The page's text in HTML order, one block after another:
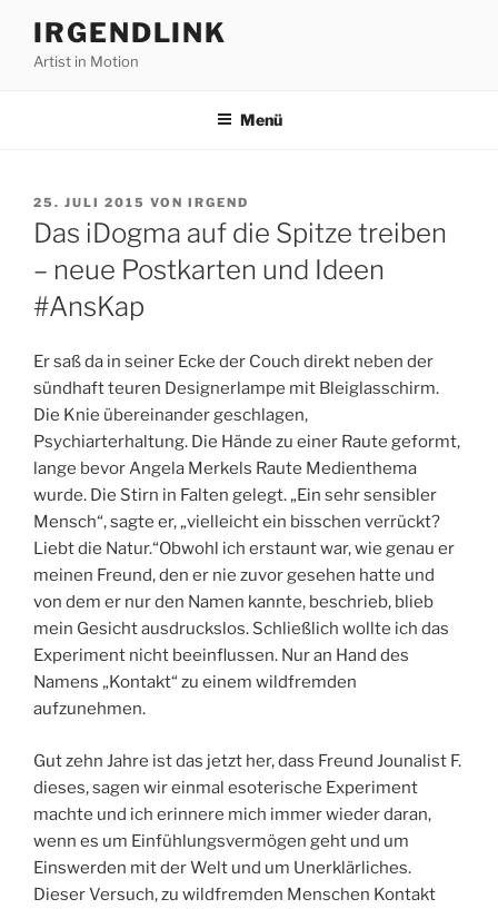
Inhalt
springen
IRGENDLINK
Artist in Motion
Menü
VERÖFFENTLICHT
AM
25. JULI 2015 VON IRGEND
Das iDogma auf die Spitze treiben
– neue Postkarten und Ideen
#AnsKap
Er saß da in seiner Ecke der Couch direkt neben der
sündhaft teuren Designerlampe mit Bleiglasschirm.
Die Knie übereinander geschlagen,
Psychiarterhaltung. Die Hände zu einer Raute geformt,
lange bevor Angela Merkels Raute Medienthema
wurde. Die Stirn in Falten gelegt. „Ein sehr sensibler
Mensch“, sagte er, „vielleicht ein bisschen verrückt?
Liebt die Natur.“Obwohl ich erstaunt war, wie genau er
meinen Freund, den er nie zuvor gesehen hatte und
von dem er nur den Namen kannte, beschrieb, blieb
mein Gesicht ausdruckslos. Schließlich wollte ich das
Experiment nicht beeinflussen. Nur an Hand des
Namens „Kontakt“ zu einem wildfremden
aufzunehmen.
Gut zehn Jahre ist das jetzt her, dass Freund Jounalist F.
dieses, sagen wir einmal esoterische Experiment
machte und ich erinnere mich immer wieder daran,
wenn es um Einfühlungsvermögen geht und um
Einswerden mit der Welt und um Unerklärliches.
Dieser Versuch, zu wildfremden Menschen Kontakt